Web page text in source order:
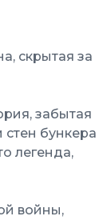
скрытая за
забытая
стен бункера
легенда,
войны,